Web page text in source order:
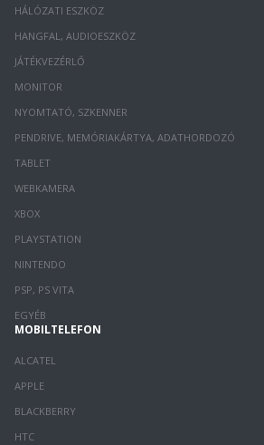
HÁLÓZATI ESZKÖZ
HANGFAL, AUDIOESZKÖZ
JÁTÉKVEZÉRLŐ
MONITOR
NYOMTATÓ, SZKENNER
PENDRIVE, MEMÓRIAKÁRTYA, ADATHORDOZÓ
TABLET
WEBKAMERA
XBOX
PLAYSTATION
NINTENDO
PSP, PS VITA
EGYÉB
MOBILTELEFON
ALCATEL
APPLE
BLACKBERRY
HTC